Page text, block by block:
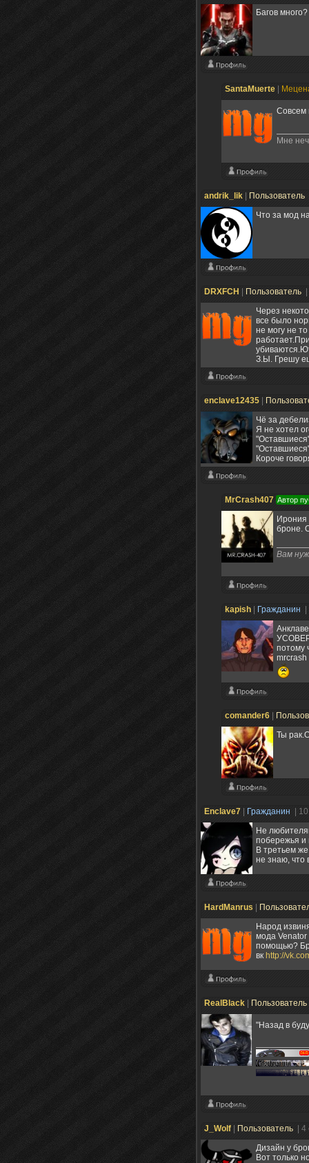
Багов много?
SantaMuerte
Совсем
Мне
andrik_lik Пользователь
Что за мод
DRXFCH Пользователь
Через
все было
не могу не
З.Ы. Грешу
enclave12435
Чё за
Я не хотел
Короче
MrCrash407 Автор
Ирония
броне.
Вам
kapish Гражданин
потому
mrcrash
comander6
Ты
Enclave7 Гражданин
|
Не
побережья и
В третьем
не знаю, что
HardManrus
Народ
мода Venator
помощью?
вк http://
RealBlack Пользователь
"Назад в
J_Wolf Пользователь
|
Дизайн у
Вот только